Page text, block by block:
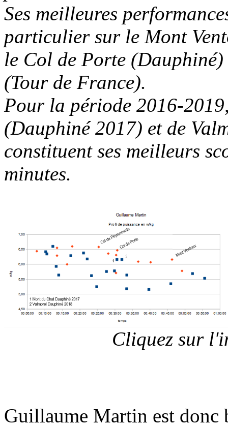
Ses meilleures
particulier sur le Mont
le Col de Porte
(Tour de France).
Pour la période 2016-
(Dauphiné 2017) et de
constituent ses meilleurs
minutes.
Cliquez sur
Guillaume Martin est donc